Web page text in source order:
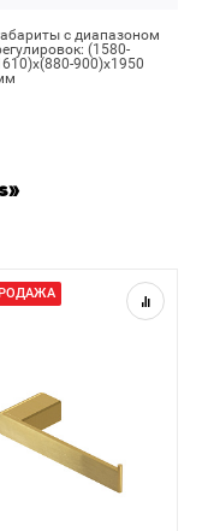
с диапазоном
(1580-
900)х1950